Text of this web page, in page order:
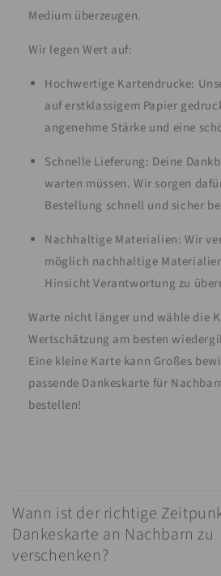
Medium überzeugen.
Wir legen Wert auf:
Hochwertige Kartendrucke:
auf erstklassigem Papier
angenehme Stärke und eine
Schnelle Lieferung: Deine
warten müssen. Wir sorgen
Bestellung schnell und sicher
Nachhaltige Materialien: Wir
möglich nachhaltige
Hinsicht Verantwortung zu
Warte nicht länger und wähle die
Wertschätzung am besten
Eine kleine Karte kann Großes
passende Dankeskarte für
bestellen!
n
k
l
Wann ist der richtige
Dankeskarte an Nachbarn zu
verschenken?